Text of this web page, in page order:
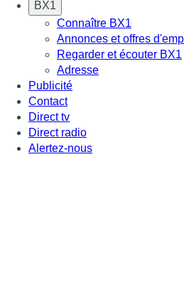
BX1
Connaître BX1
Annonces et offres
Regarder et écouter BX1
Adresse
Publicité
Contact
Direct tv
Direct radio
Alertez-nous